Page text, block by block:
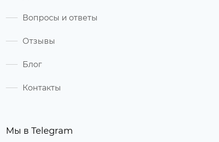
Мы в Telegram
Вопросы и ответы
Отзывы
Блог
Контакты